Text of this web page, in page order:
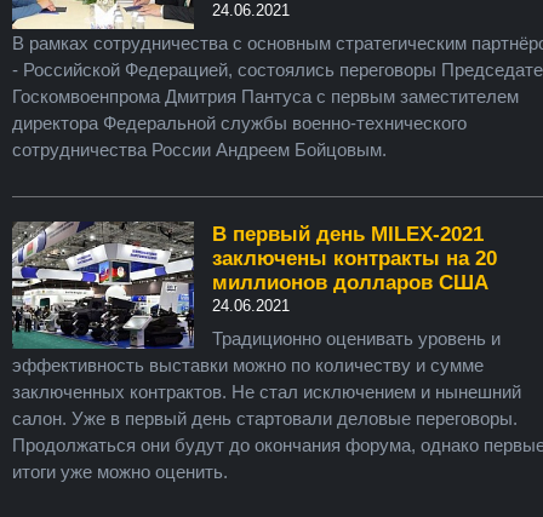
24.06.2021
В рамках сотрудничества с основным стратегическим
- Российской Федерацией, состоялись переговоры
Госкомвоенпрома Дмитрия Пантуса с первым заместителем
директора Федеральной службы военно-технического
сотрудничества России Андреем Бойцовым.
В первый день MILEX-2021
заключены контракты на 20
миллионов долларов США
24.06.2021
Традиционно оценивать уровень и
эффективность выставки можно по количеству и сумме
заключенных контрактов. Не стал исключением и нынешний
салон. Уже в первый день стартовали деловые переговоры.
Продолжаться они будут до окончания форума, однако
итоги уже можно оценить.